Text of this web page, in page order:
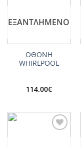
ΕΞΑΝΤΛΗΜΈΝΟ
ΟΘΟΝΗ
WHIRLPOOL
114.00€